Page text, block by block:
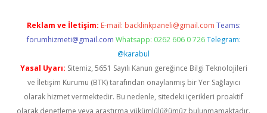
Reklam ve İletişim: E-mail: backlinkpaneli@gmail.com Teams:
forumhizmeti@gmail.com Whatsapp: 0262 606 0 726 Telegram:
@karabul
Yasal Uyarı: Sitemiz, 5651 Sayılı Kanun gereğince Bilgi Teknolojileri
ve İletişim Kurumu (BTK) tarafından onaylanmış bir Yer Sağlayıcı
olarak hizmet vermektedir. Bu nedenle, sitedeki içerikleri proaktif
olarak denetleme veya araştırma yükümlülüğümüz bulunmamaktadır.